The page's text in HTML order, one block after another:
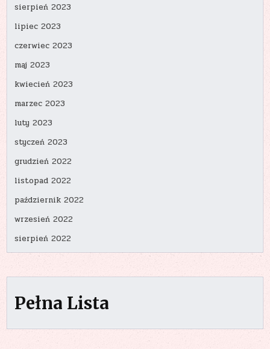
sierpień 2023
lipiec 2023
czerwiec 2023
maj 2023
kwiecień 2023
marzec 2023
luty 2023
styczeń 2023
grudzień 2022
listopad 2022
październik 2022
wrzesień 2022
sierpień 2022
Pełna Lista